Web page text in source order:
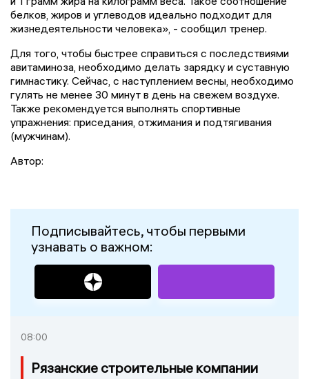
белков, жиров и углеводов идеально подходит для
жизнедеятельности человека», - сообщил тренер.
Для того, чтобы быстрее справиться с последствиями
авитаминоза, необходимо делать зарядку и суставную
гимнастику. Сейчас, с наступлением весны, необходимо
гулять не менее 30 минут в день на свежем воздухе.
Также рекомендуется выполнять спортивные
упражнения: приседания, отжимания и подтягивания
(мужчинам).
Автор:
Подписывайтесь, чтобы первыми
узнавать о важном:
08:00
Рязанские строительные компании